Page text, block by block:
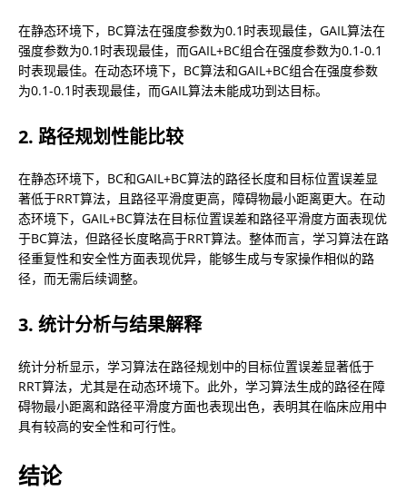
在静态环境下，BC算法在强度参数为0.1时表现最佳，GAIL算法在
强度参数为0.1时表现最佳，而GAIL+BC组合在强度参数为0.1-0.1
时表现最佳。在动态环境下，BC算法和GAIL+BC组合在强度参数
为0.1-0.1时表现最佳，而GAIL算法未能成功到达目标。
2. 路径规划性能比较
在静态环境下，BC和GAIL+BC算法的路径长度和目标位置误差显
著低于RRT算法，且路径平滑度更高，障碍物最小距离更大。在动
态环境下，GAIL+BC算法在目标位置误差和路径平滑度方面表现优
于BC算法，但路径长度略高于RRT算法。整体而言，学习算法在路
径重复性和安全性方面表现优异，能够生成与专家操作相似的路
径，而无需后续调整。
3. 统计分析与结果解释
统计分析显示，学习算法在路径规划中的目标位置误差显著低于
RRT算法，尤其是在动态环境下。此外，学习算法生成的路径在障
碍物最小距离和路径平滑度方面也表现出色，表明其在临床应用中
具有较高的安全性和可行性。
结论